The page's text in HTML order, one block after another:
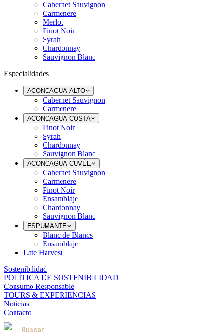
Cabernet Sauvignon
Carmenere
Merlot
Pinot Noir
Syrah
Chardonnay
Sauvignon Blanc
Especialidades
ACONCAGUA ALTO
Cabernet Sauvignon
Carmenere
ACONCAGUA COSTA
Pinot Noir
Syrah
Chardonnay
Sauvignon Blanc
ACONCAGUA CUVÉE
Cabernet Sauvignon
Carmenere
Pinot Noir
Ensamblaje
Chardonnay
Sauvignon Blanc
ESPUMANTE
Blanc de Blancs
Ensamblaje
Late Harvest
Sostenibilidad
POLÍTICA DE SOSTENIBILIDAD
Consumo Responsable
TOURS & EXPERIENCIAS
Noticias
Contacto
Buscar